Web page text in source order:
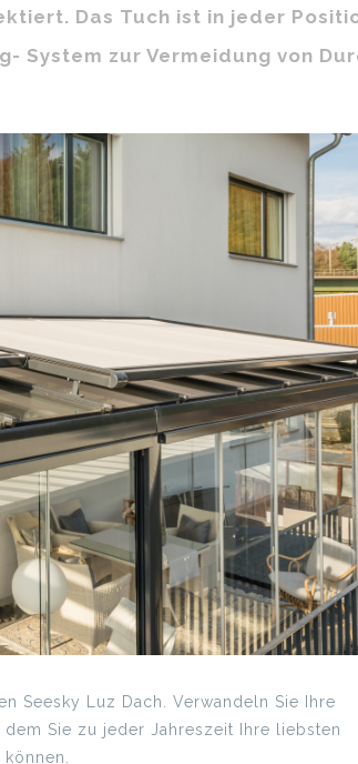
Das Tuch ist in jeder
System zur Vermeidung von
Seesky Luz Dach. Verwandeln Sie Ihre
Sie zu jeder Jahreszeit Ihre liebsten